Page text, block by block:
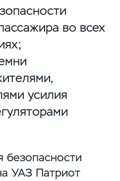
во всех
усилия
безопасности
УАЗ Патриот